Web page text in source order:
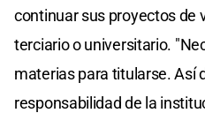
continuar sus proyectos de
terciario o universitario.
materias para titularse. Así
responsabilidad de la